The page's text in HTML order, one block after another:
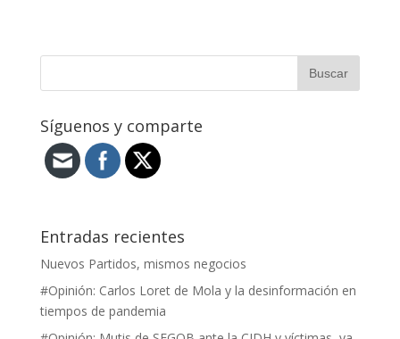
Síguenos y comparte
Entradas recientes
Nuevos Partidos, mismos negocios
#Opinión: Carlos Loret de Mola y la desinformación en
tiempos de pandemia